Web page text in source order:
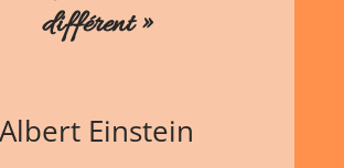
différent »
Albert Einstein